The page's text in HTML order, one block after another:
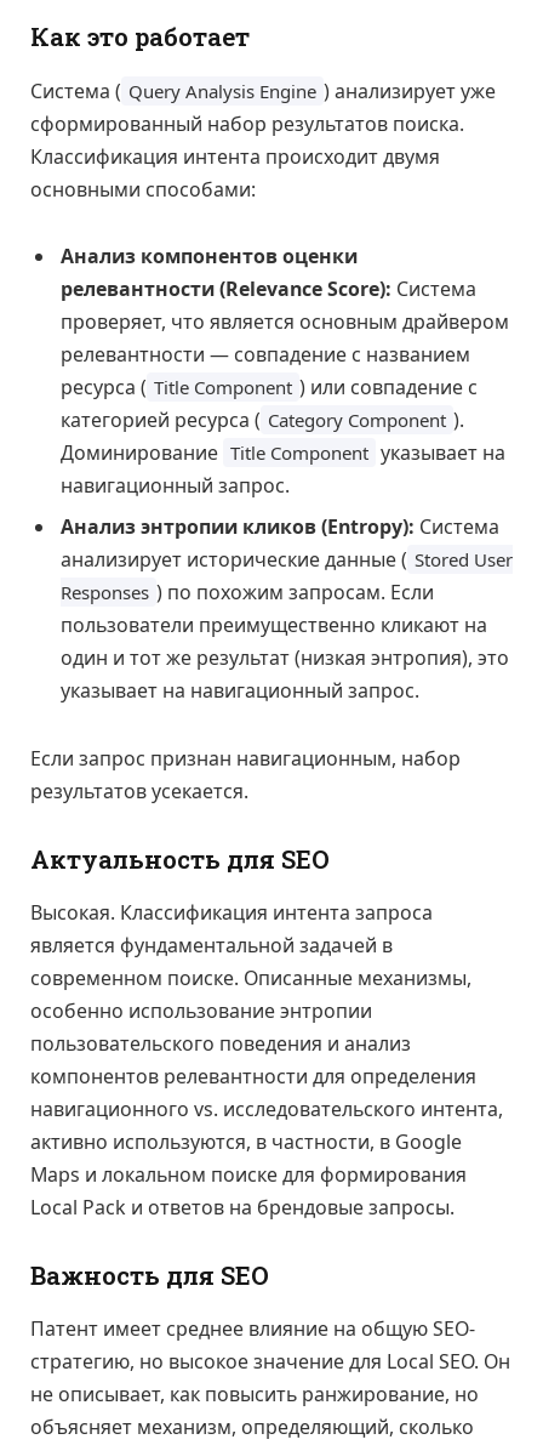
Как это работает
Система ( Query Analysis Engine ) анализирует уже
сформированный набор результатов поиска.
Классификация интента происходит двумя
основными способами:
Анализ компонентов оценки
релевантности (Relevance Score): Система
проверяет, что является основным драйвером
релевантности — совпадение с названием
ресурса ( Title Component ) или совпадение с
категорией ресурса ( Category Component ).
Доминирование Title Component указывает на
навигационный запрос.
Анализ энтропии кликов (Entropy): Система
анализирует исторические данные ( Stored User
Responses ) по похожим запросам. Если
пользователи преимущественно кликают на
один и тот же результат (низкая энтропия), это
указывает на навигационный запрос.
Если запрос признан навигационным, набор
результатов усекается.
Актуальность для SEO
Высокая. Классификация интента запроса
является фундаментальной задачей в
современном поиске. Описанные механизмы,
особенно использование энтропии
пользовательского поведения и анализ
компонентов релевантности для определения
навигационного vs. исследовательского интента,
активно используются, в частности, в Google
Maps и локальном поиске для формирования
Local Pack и ответов на брендовые запросы.
Важность для SEO
Патент имеет среднее влияние на общую SEO-
стратегию, но высокое значение для Local SEO. Он
не описывает, как повысить ранжирование, но
объясняет механизм, определяющий, сколько